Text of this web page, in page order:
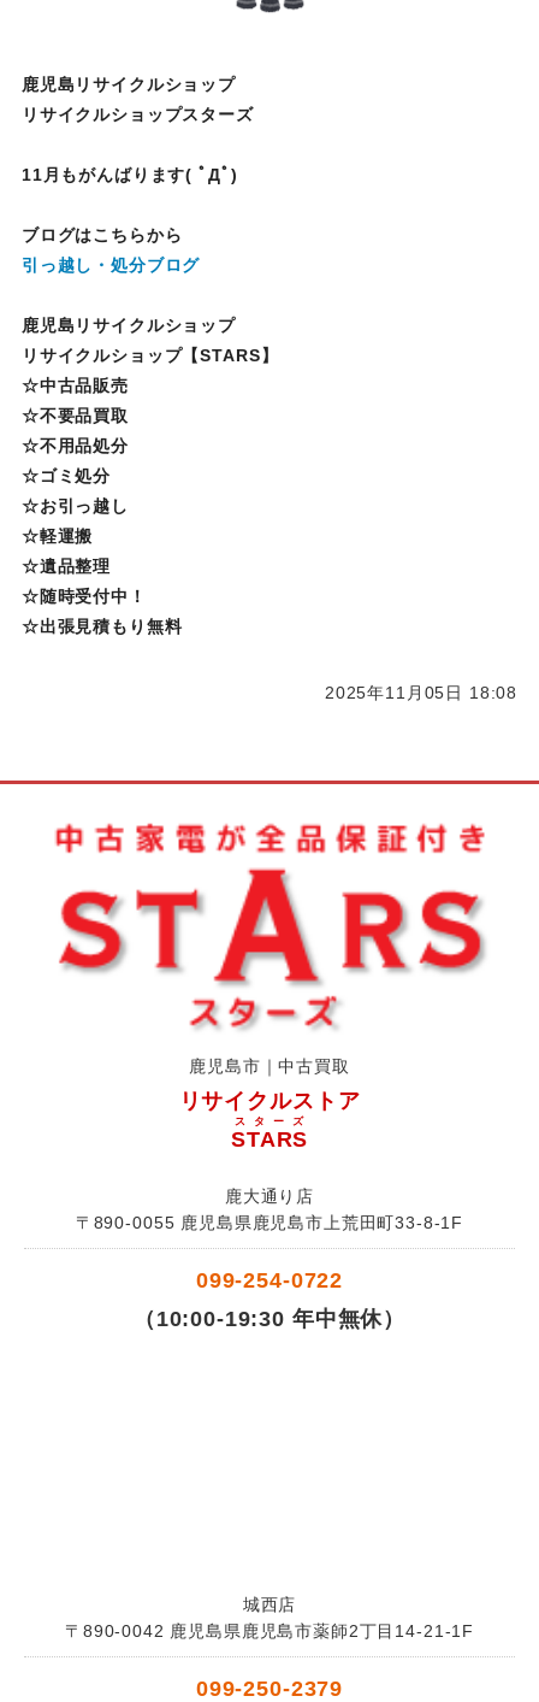
鹿児島リサイクルショップ
リサイクルショップスターズ
11月もがんばります( ﾟДﾟ)
ブログはこちらから
引っ越し・処分ブログ
鹿児島リサイクルショップ
リサイクルショップ【STARS】
☆中古品販売
☆不要品買取
☆不用品処分
☆ゴミ処分
☆お引っ越し
☆軽運搬
☆遺品整理
☆随時受付中！
☆出張見積もり無料
2025年11月05日 18:08
鹿児島市｜中古買取
リサイクルストア
STARS
スターズ
鹿大通り店
〒890-0055 鹿児島県鹿児島市上荒田町33-8-1F
099-254-0722
（10:00-19:30 年中無休）
城西店
〒890-0042 鹿児島県鹿児島市薬師2丁目14-21-1F
099-250-2379